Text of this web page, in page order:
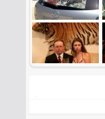
Alle HTML-Tags
URLs werden
Ich möchte
Ich möchte